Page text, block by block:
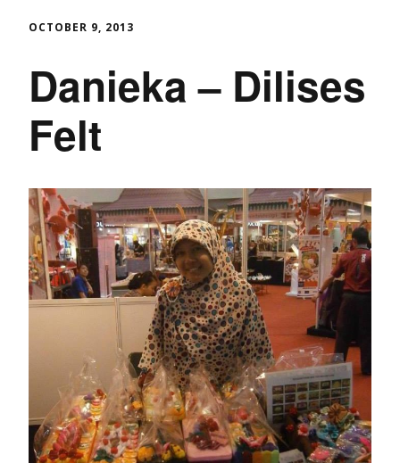
OCTOBER 9, 2013
Danieka – Dilises
Felt